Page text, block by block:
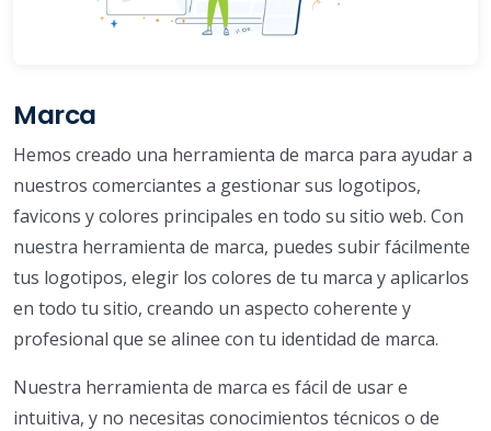
Marca
Hemos creado una herramienta de marca para ayudar a
nuestros comerciantes a gestionar sus logotipos,
favicons y colores principales en todo su sitio web. Con
nuestra herramienta de marca, puedes subir fácilmente
tus logotipos, elegir los colores de tu marca y aplicarlos
en todo tu sitio, creando un aspecto coherente y
profesional que se alinee con tu identidad de marca.
Nuestra herramienta de marca es fácil de usar e
intuitiva, y no necesitas conocimientos técnicos o de